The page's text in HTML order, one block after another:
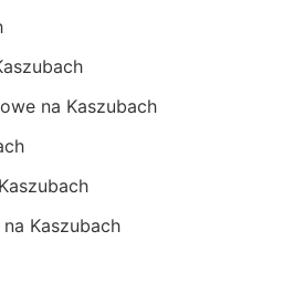
na Kaszubach
Kaszubach